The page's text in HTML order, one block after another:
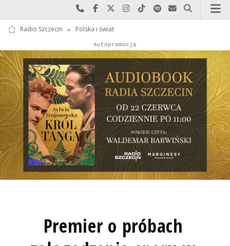
Najlepiej po prostu do nas zadzwoń
Odwiedź nas na Facebook-u
Odwiedź nas na X
Odwiedź nas na Instagram-ie
Odwiedź nas na TikTok-u
Szukaj nas na Spotify
Wyślij do nas
Szukaj
Radio Szczecin » Polska i świat
Reklama
Autopromocja
Premier o próbach